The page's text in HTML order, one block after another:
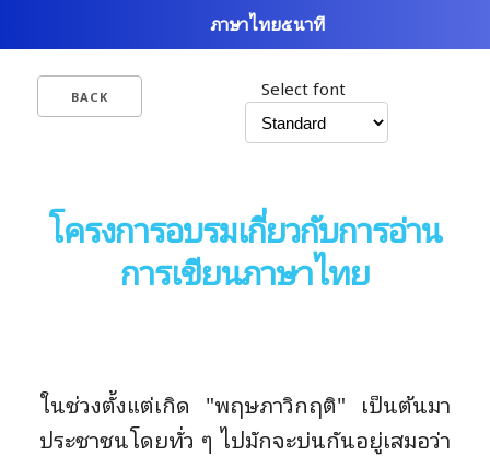
ภาษาไทย๕นาที
BACK Select font
โครงการอบรมเกี่ยวกับการอ่าน
การเขียนภาษาไทย
ในช่วงตั้งแต่เกิด "พฤษภาวิกฤติ" เป็นต้นมา
ประชาชนโดยทั่ว ๆ ไปมักจะบ่นกันอยู่เสมอว่า